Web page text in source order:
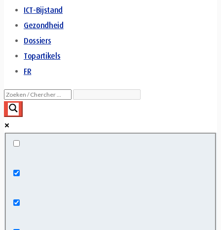
ICT-Bijstand
Gezondheid
Dossiers
Topartikels
FR